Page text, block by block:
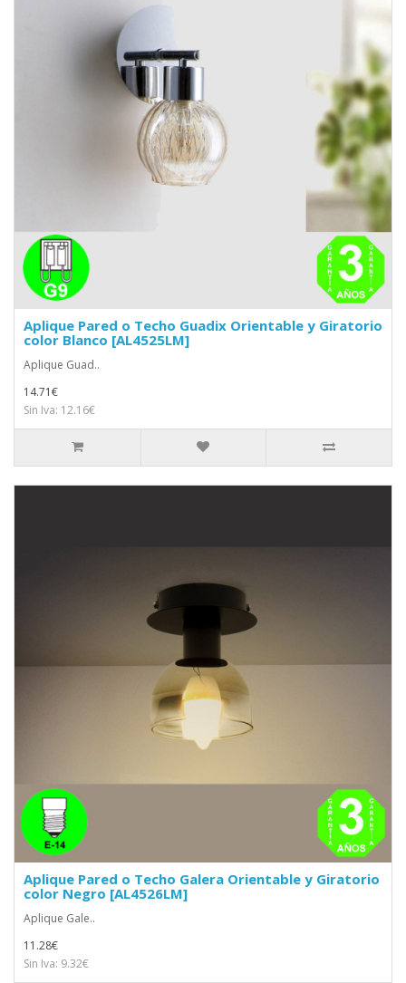
Aplique Pared o Techo Guadix Orientable y Giratorio
color Blanco [AL4525LM]
Aplique Guad..
14.71€
Sin Iva: 12.16€
Aplique Pared o Techo Galera Orientable y Giratorio
color Negro [AL4526LM]
Aplique Gale..
11.28€
Sin Iva: 9.32€